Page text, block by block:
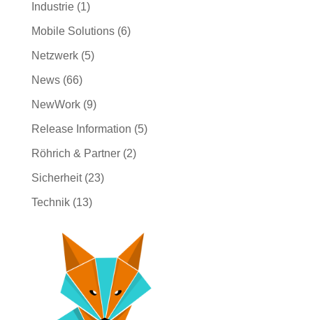
Industrie(1)
Mobile Solutions(6)
Netzwerk(5)
News(66)
NewWork(9)
Release Information (5)
Röhrich & Partner(2)
Sicherheit(23)
Technik(13)